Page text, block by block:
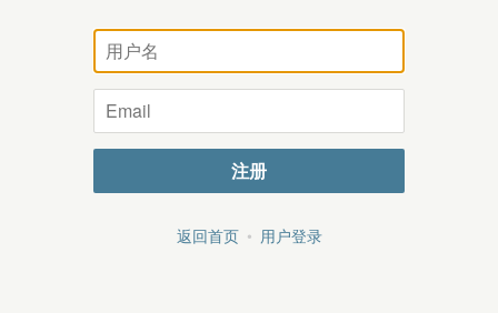
用
户
名
Email
注册
返回首页 • 用户登录